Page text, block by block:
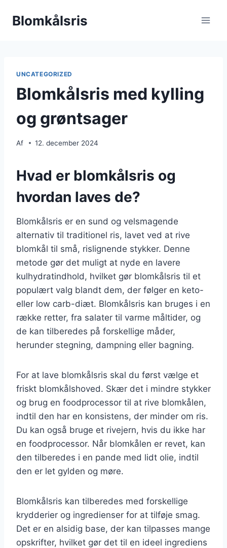
Blomkålsris
UNCATEGORIZED
Blomkålsris med kylling
og grøntsager
Af 12. december 2024
Hvad er blomkålsris og
hvordan laves de?
Blomkålsris er en sund og velsmagende
alternativ til traditionel ris, lavet ved at rive
blomkål til små, rislignende stykker. Denne
metode gør det muligt at nyde en lavere
kulhydratindhold, hvilket gør blomkålsris til et
populært valg blandt dem, der følger en keto-
eller low carb-diæt. Blomkålsris kan bruges i en
række retter, fra salater til varme måltider, og
de kan tilberedes på forskellige måder,
herunder stegning, dampning eller bagning.
For at lave blomkålsris skal du først vælge et
friskt blomkålshoved. Skær det i mindre stykker
og brug en foodprocessor til at rive blomkålen,
indtil den har en konsistens, der minder om ris.
Du kan også bruge et rivejern, hvis du ikke har
en foodprocessor. Når blomkålen er revet, kan
den tilberedes i en pande med lidt olie, indtil
den er let gylden og møre.
Blomkålsris kan tilberedes med forskellige
krydderier og ingredienser for at tilføje smag.
Det er en alsidig base, der kan tilpasses mange
opskrifter, hvilket gør det til en ideel ingrediens